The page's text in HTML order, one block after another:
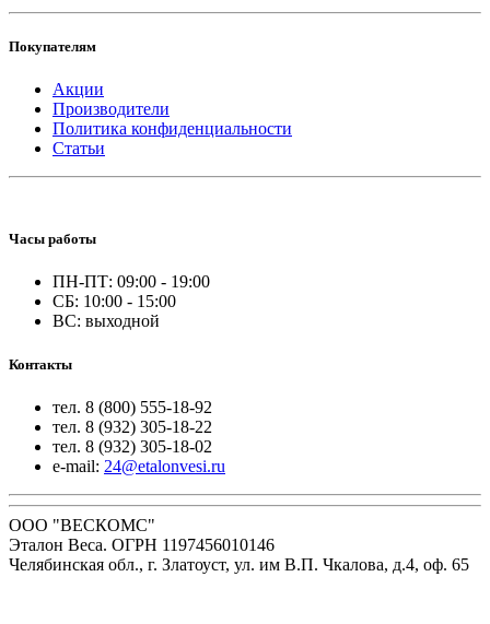
Покупателям
Акции
Производители
Политика конфиденциальности
Статьи
Часы работы
ПН-ПТ: 09:00 - 19:00
СБ: 10:00 - 15:00
ВС: выходной
Контакты
тел. 8 (800) 555-18-92
тел. 8 (932) 305-18-22
тел. 8 (932) 305-18-02
e-mail: 24@etalonvesi.ru
ООО "ВЕСКОМС"
Эталон Веса. ОГРН 1197456010146
Челябинская обл., г. Златоуст, ул. им В.П. Чкалова, д.4, оф. 65